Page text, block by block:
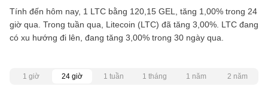
Tính đến hôm nay, 1 LTC bằng 120,15 GEL, tăng 1,00% trong 24
giờ qua. Trong tuần qua, Litecoin (LTC) đã tăng 3,00%. LTC đang
có xu hướng đi lên, đang tăng 3,00% trong 30 ngày qua.
1 giờ 24 giờ 1 tuần 1 tháng 1 năm 2 năm